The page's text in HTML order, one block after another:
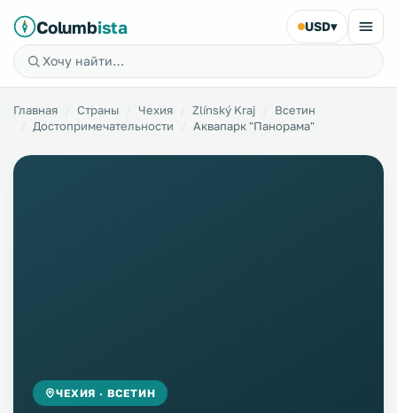
Columbista USD▾
Главная Страны Чехия Zlínský Kraj
Всетин
Достопримечательности
Аквапарк "Панорама"
ЧЕХИЯ · ВСЕТИН